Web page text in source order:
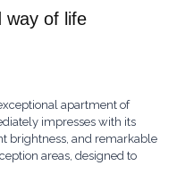
way of life
apartment of
impresses with its
brightness, and remarkable
areas, designed to